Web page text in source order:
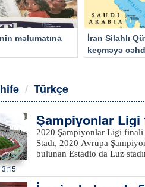
məlumatına
İran Silahlı
keçməyə
Türkçe
Şampiyonlar Ligi
2020 Şampiyonlar Ligi
Stadı, 2020 Avrupa
bulunan Estadio da Luz
atışları sonrasında Milan'ı
3:15